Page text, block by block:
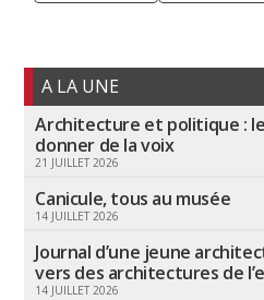
A LA UNE
Architecture et politique :
donner de la voix
21 JUILLET 2026
Canicule, tous au musée
14 JUILLET 2026
Journal d’une jeune
vers des architectures de
14 JUILLET 2026